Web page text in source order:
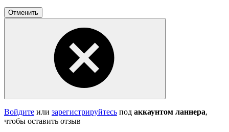
Отменить
Войдите или зарегистрируйтесь под аккаунтом ланнера,
чтобы оставить отзыв